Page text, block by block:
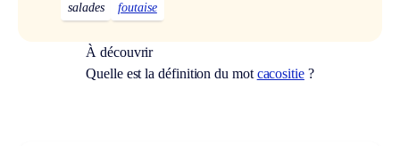
salades foutaise
À découvrir
Quelle est la définition du mot cacositie?